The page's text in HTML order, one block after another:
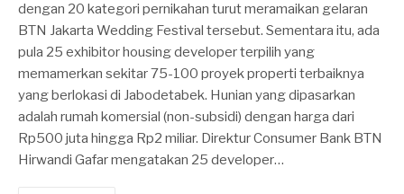
dengan 20 kategori pernikahan turut meramaikan gelaran
BTN Jakarta Wedding Festival tersebut. Sementara itu, ada
pula 25 exhibitor housing developer terpilih yang
memamerkan sekitar 75-100 proyek properti terbaiknya
yang berlokasi di Jabodetabek. Hunian yang dipasarkan
adalah rumah komersial (non-subsidi) dengan harga dari
Rp500 juta hingga Rp2 miliar. Direktur Consumer Bank BTN
Hirwandi Gafar mengatakan 25 developer…